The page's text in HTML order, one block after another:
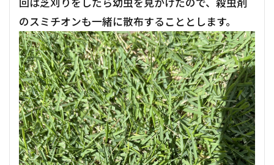
のスミチオンも一緒に散布することとします。